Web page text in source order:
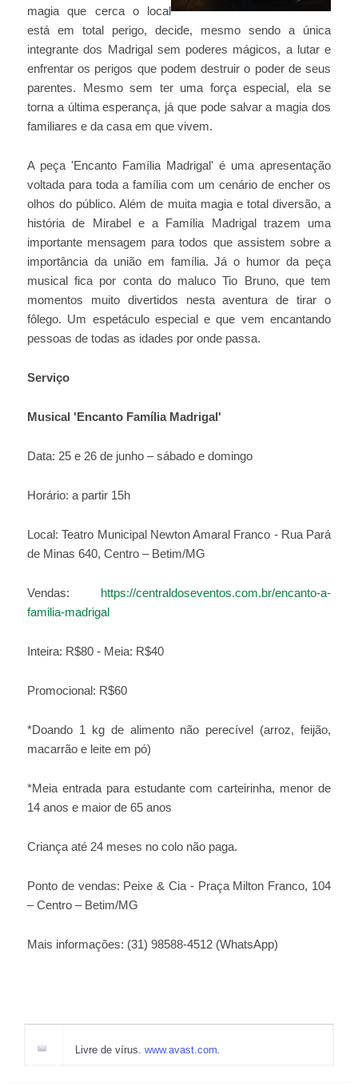
magia que cerca o local
está em total perigo, decide, mesmo sendo a única
integrante dos Madrigal sem poderes mágicos, a lutar e
enfrentar os perigos que podem destruir o poder de seus
parentes. Mesmo sem ter uma força especial, ela se
torna a última esperança, já que pode salvar a magia dos
familiares e da casa em que vivem.
A peça 'Encanto Família Madrigal' é uma apresentação
voltada para toda a família com um cenário de encher os
olhos do público. Além de muita magia e total diversão, a
história de Mirabel e a Família Madrigal trazem uma
importante mensagem para todos que assistem sobre a
importância da união em família. Já o humor da peça
musical fica por conta do maluco Tio Bruno, que tem
momentos muito divertidos nesta aventura de tirar o
fôlego. Um espetáculo especial e que vem encantando
pessoas de todas as idades por onde passa.
Serviço
Musical 'Encanto Família Madrigal'
Data: 25 e 26 de junho – sábado e domingo
Horário: a partir 15h
Local: Teatro Municipal Newton Amaral Franco - Rua Pará
de Minas 640, Centro – Betim/MG
Vendas:
https://centraldoseventos.com.br/encanto-a-
familia-madrigal
Inteira: R$80 - Meia: R$40
Promocional: R$60
*Doando 1 kg de alimento não perecível (arroz, feijão,
macarrão e leite em pó)
*Meia entrada para estudante com carteirinha, menor de
14 anos e maior de 65 anos
Criança até 24 meses no colo não paga.
Ponto de vendas: Peixe & Cia - Praça Milton Franco, 104
– Centro – Betim/MG
Mais informações: (31) 98588-4512 (WhatsApp)
Livre de vírus. www.avast.com.